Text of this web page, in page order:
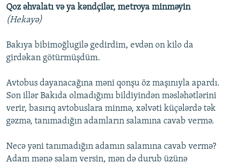
XƏBƏR BÜLLETENLƏRIMIZ
Qoz əhvalatı və ya kəndçilər, metroya minməyin
(Hekayə)
Bakıya bibimoğlugilə gedirdim, evdən on kilo da
girdəkan götürmüşdüm.
Avtobus dayanacağına məni qonşu öz maşınıyla apardı.
Son illər Bakıda olmadığımı bildiyindən məsləhətlərini
verir, basırıq avtobuslara minmə, xəlvəti küçələrdə tək
gəzmə, tanımadığın adamların salamına cavab vermə.
Necə yəni tanımadığın adamın salamına cavab vermə?
Adam mənə salam versin, mən də durub üzünə